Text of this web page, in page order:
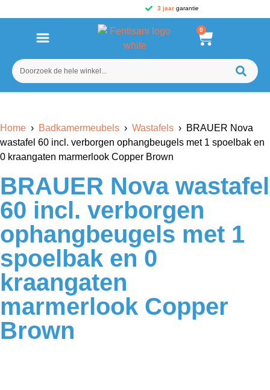
3 jaargarantie
0
Home › Badkamermeubels › Wastafels › BRAUER Nova
wastafel 60 incl. verborgen ophangbeugels met 1 spoelbak en
0 kraangaten marmerlook Copper Brown
BRAUER Nova wastafel
60 incl. verborgen
ophangbeugels met 1
spoelbak en 0
kraangaten
marmerlook Copper
Brown